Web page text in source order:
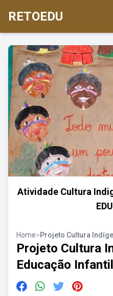
RETOEDU
Atividade Cultura
Home>Projeto Cultura
Projeto Cultura
Educação Infantil